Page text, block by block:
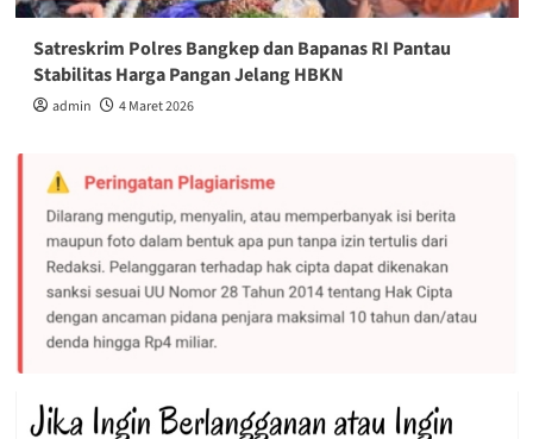
Satreskrim Polres Bangkep dan Bapanas RI Pantau
Stabilitas Harga Pangan Jelang HBKN
admin 4 Maret 2026